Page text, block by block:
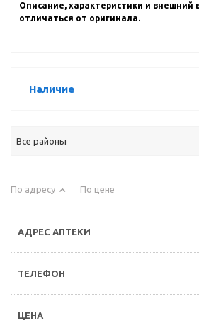
Описание, характеристики и внешний
отличаться от оригинала.
Наличие
Все районы
По адресу По цене